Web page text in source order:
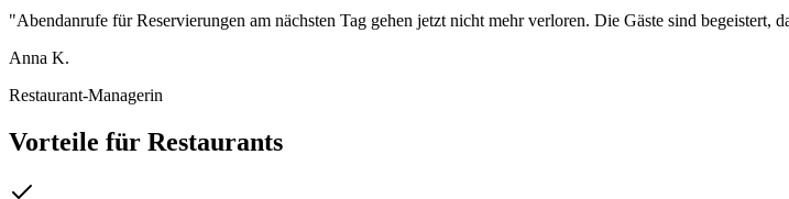
"Abendanrufe für Reservierungen am nächsten Tag gehen jetzt nicht mehr verloren. Die Gäste sind begeistert,
Anna K.
Restaurant-Managerin
Vorteile für Restaurants